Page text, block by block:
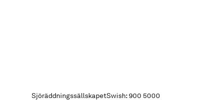
SjöräddningssällskapetSwish: 900 5000